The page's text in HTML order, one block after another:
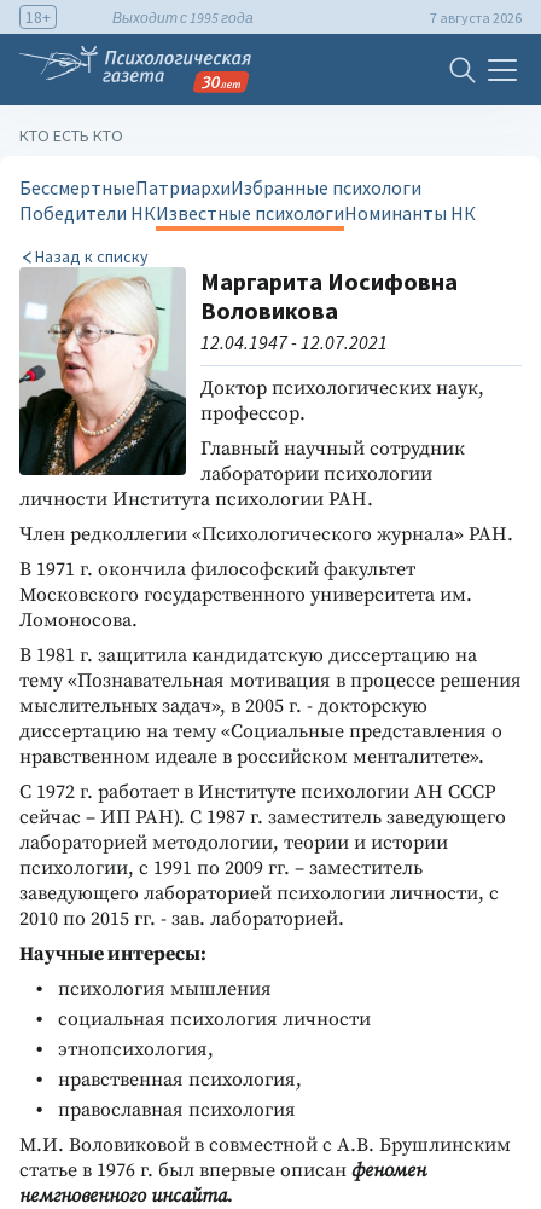
18+ Выходит с 1995 года 7 августа 2026
КТО ЕСТЬ КТО
БессмертныеПатриархиИзбранные психологи
Победители НКИзвестные психологиНоминанты НК
Назад к списку
Маргарита Иосифовна
Воловикова
12.04.1947 - 12.07.2021
Доктор психологических наук,
профессор.
Главный научный сотрудник
лаборатории психологии
личности Института психологии РАН.
Член редколлегии «Психологического журнала» РАН.
В 1971 г. окончила философский факультет
Московского государственного университета им.
Ломоносова.
В 1981 г. защитила кандидатскую диссертацию на
тему «Познавательная мотивация в процессе решения
мыслительных задач», в 2005 г. - докторскую
диссертацию на тему «Социальные представления о
нравственном идеале в российском менталитете».
С 1972 г. работает в Институте психологии АН СССР
сейчас – ИП РАН). С 1987 г. заместитель заведующего
лабораторией методологии, теории и истории
психологии, с 1991 по 2009 гг. – заместитель
заведующего лабораторией психологии личности, с
2010 по 2015 гг. - зав. лабораторией.
Научные интересы:
психология мышления
социальная психология личности
этнопсихология,
нравственная психология,
православная психология
М.И. Воловиковой в совместной с А.В. Брушлинским
статье в 1976 г. был впервые описан феномен
немгновенного инсайта.